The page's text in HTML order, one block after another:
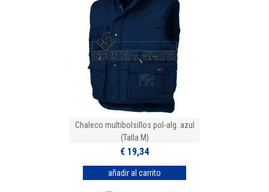
Chaleco multibolsillos pol-alg. azul
(Talla M)
€ 19,34